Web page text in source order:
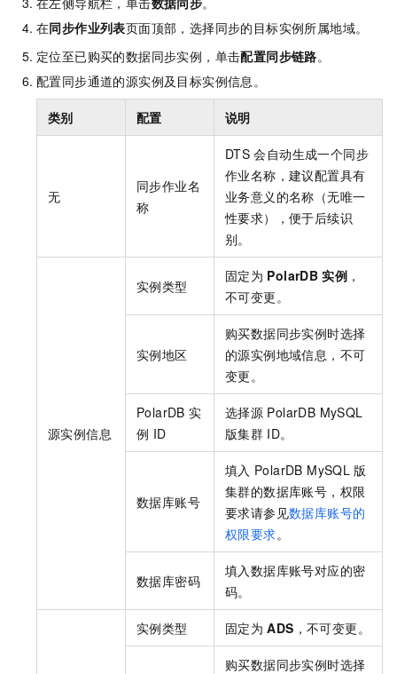
在同步作业列表页面顶部，选择同步的目标实例所属地域。
定位至已购买的数据同步实例，单击配置同步链路。
配置同步通道的源实例及目标实例信息。
类别 配置 说明
无
同步作业名
称
DTS 会自动生成一个同步
作业名称，建议配置具有
业务意义的名称（无唯一
性要求），便于后续识
别。
源实例信息
实例类型
固定为 PolarDB 实例 ，
不可变更。
实例地区
购买数据同步实例时选择
的源实例地域信息，不可
变更。
PolarDB 实
例 ID
选择源 PolarDB MySQL
版集群 ID。
数据库账号
填入 PolarDB MySQL 版
集群的数据库账号，权限
要求请参见数据库账号的
权限要求。
数据库密码
填入数据库账号对应的密
码。
实例类型 固定为 ADS ，不可变更。
购买数据同步实例时选择